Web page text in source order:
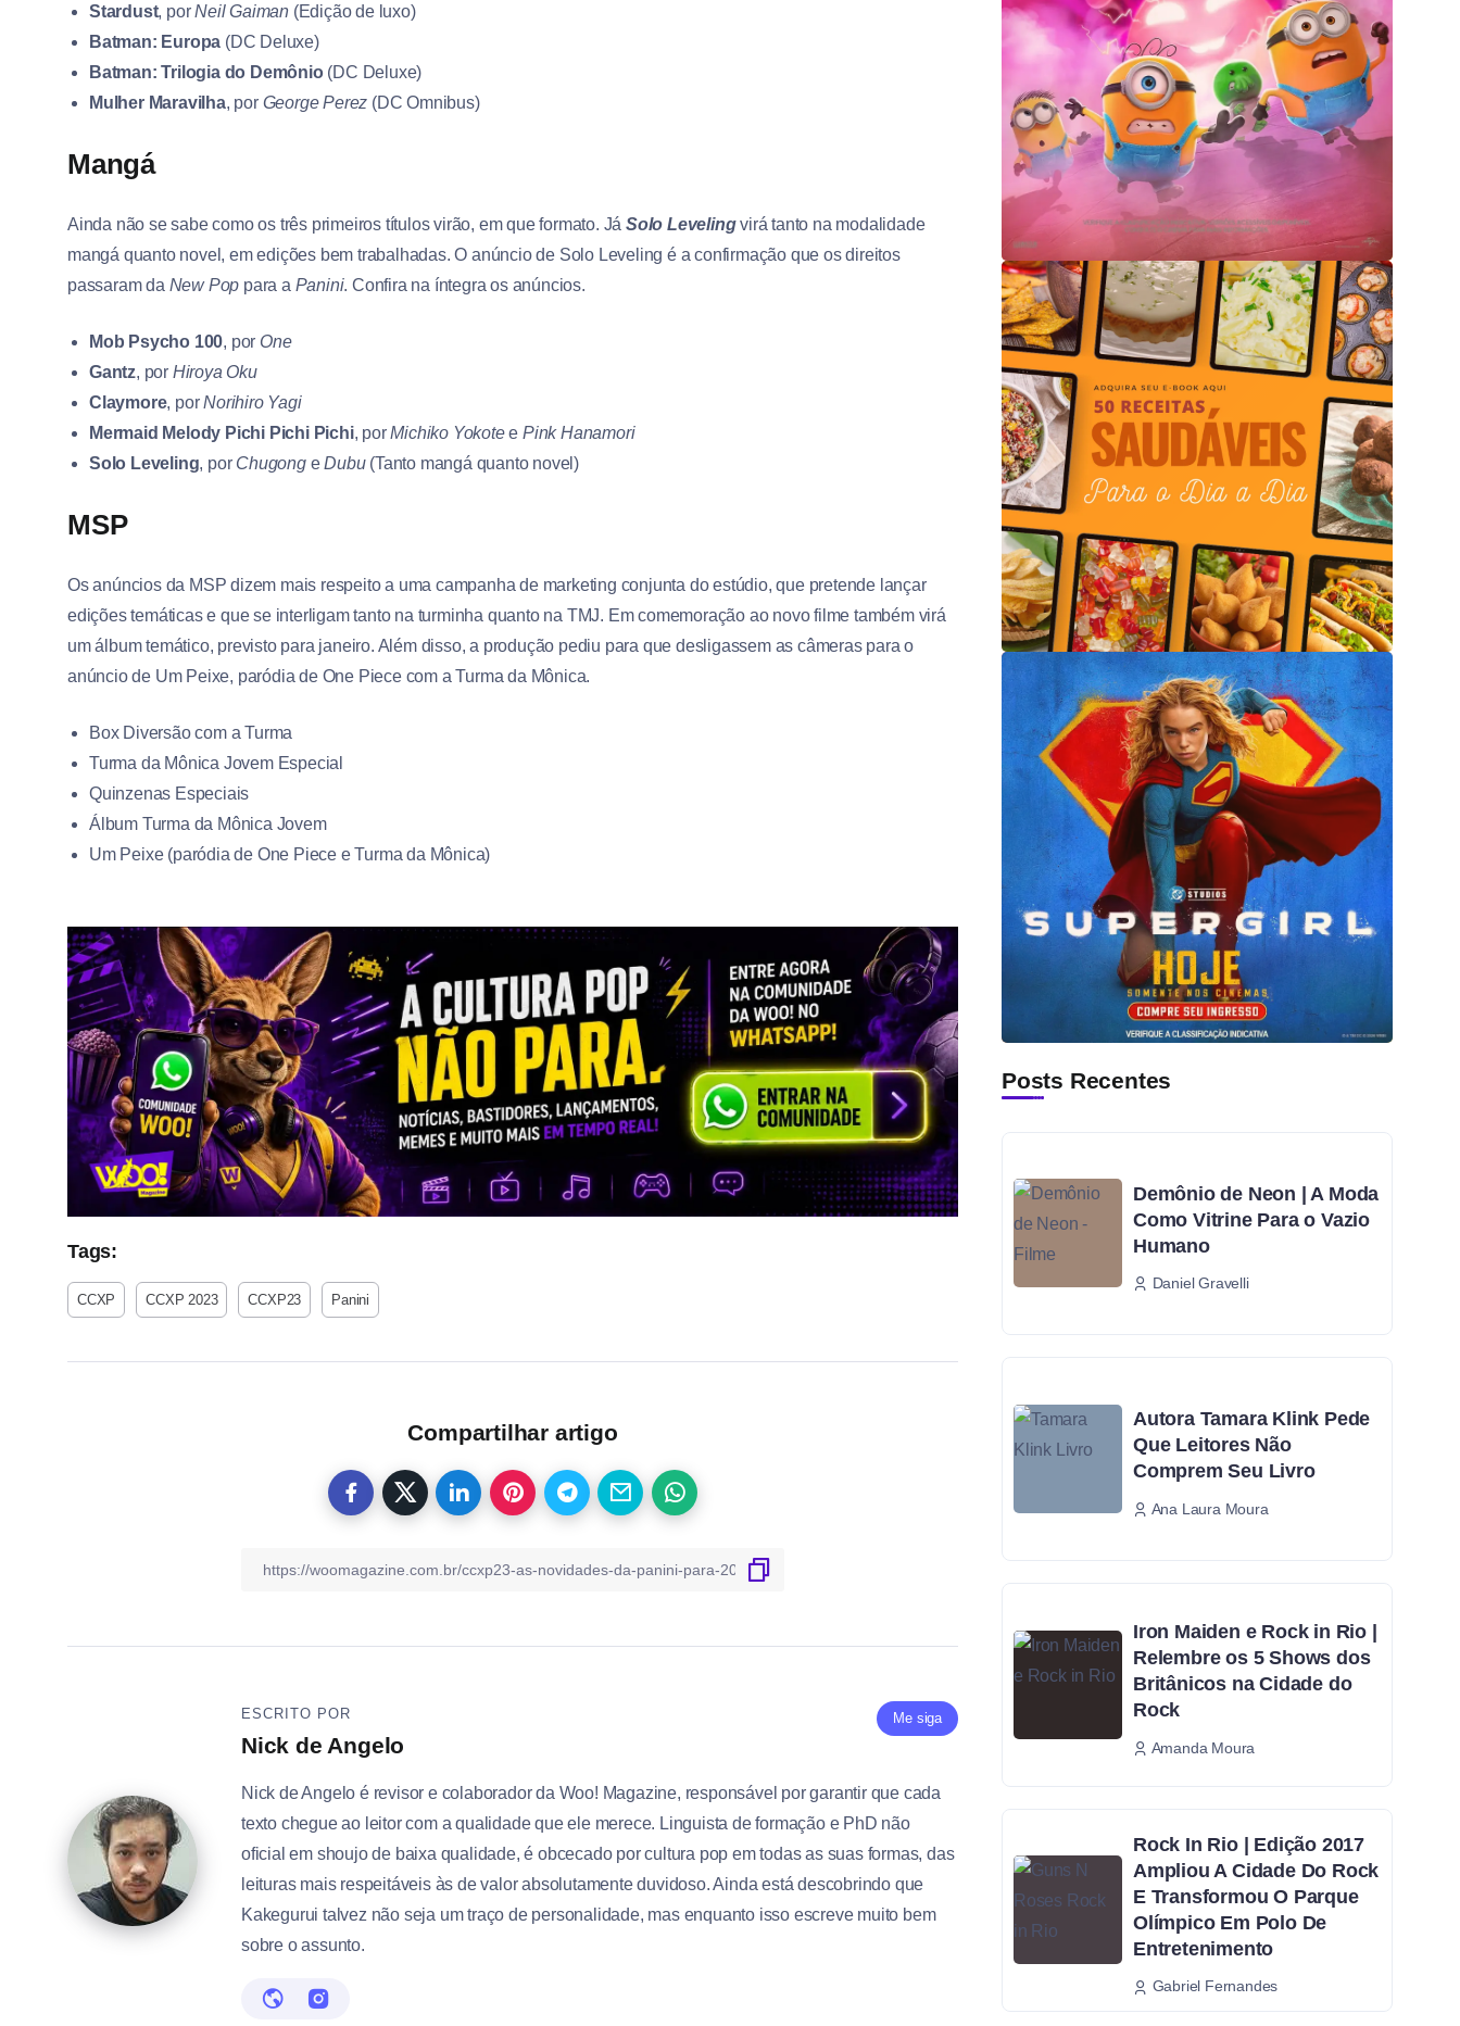
Stardust, porNeil Gaiman (Edição de luxo)
Batman: Europa (DC Deluxe)
Batman: Trilogia do Demônio (DC Deluxe)
Mulher Maravilha, por George Perez (DC Omnibus)
Mangá
Ainda não se sabe como os três primeiros títulos virão, em que formato. Já Solo Levelingvirá tanto na modalidade
mangá quanto novel, em edições bem trabalhadas. O anúncio de Solo Leveling é a confirmação que os direitos
passaram da New Pop para a Panini. Confira na íntegra os anúncios.
Mob Psycho 100, por One
Gantz, por Hiroya Oku
Claymore, porNorihiro Yagi
Mermaid Melody Pichi Pichi Pichi, porMichiko YokoteePink Hanamori
Solo Leveling, por Chugong eDubu (Tanto mangá quanto novel)
MSP
Os anúncios da MSP dizem mais respeito a uma campanha de marketing conjunta do estúdio, que pretende lançar
edições temáticas e que se interligam tanto na turminha quanto na TMJ. Em comemoração ao novo filme também virá
um álbum temático, previsto para janeiro. Além disso, a produção pediu para que desligassem as câmeras para o
anúncio de Um Peixe, paródia de One Piece com a Turma da Mônica.
Box Diversão com a Turma
Turma da Mônica Jovem Especial
Quinzenas Especiais
Álbum Turma da Mônica Jovem
Um Peixe (paródia de One Piece e Turma da Mônica)
Tags:
CCXP CCXP 2023 CCXP23 Panini
Compartilhar artigo
Me siga
ESCRITO POR
Nick de Angelo
Nick de Angelo é revisor e colaborador da Woo! Magazine, responsável por garantir que cada
texto chegue ao leitor com a qualidade que ele merece. Linguista de formação e PhD não
oficial em shoujo de baixa qualidade, é obcecado por cultura pop em todas as suas formas, das
leituras mais respeitáveis às de valor absolutamente duvidoso. Ainda está descobrindo que
Kakegurui talvez não seja um traço de personalidade, mas enquanto isso escreve muito bem
sobre o assunto.
Posts Recentes
Demônio de Neon | A Moda
Como Vitrine Para o Vazio
Humano
Daniel Gravelli
Autora Tamara Klink Pede
Que Leitores Não
Comprem Seu Livro
Ana Laura Moura
Iron Maiden e Rock in Rio |
Relembre os 5 Shows dos
Britânicos na Cidade do
Rock
Amanda Moura
Rock In Rio | Edição 2017
Ampliou A Cidade Do Rock
E Transformou O Parque
Olímpico Em Polo De
Entretenimento
Gabriel Fernandes